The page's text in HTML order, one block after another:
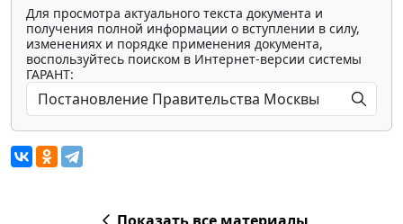
Для просмотра актуального текста документа и
получения полной информации о вступлении в силу,
изменениях и порядке применения документа,
воспользуйтесь поиском в Интернет-версии системы
ГАРАНТ:
Показать все материалы